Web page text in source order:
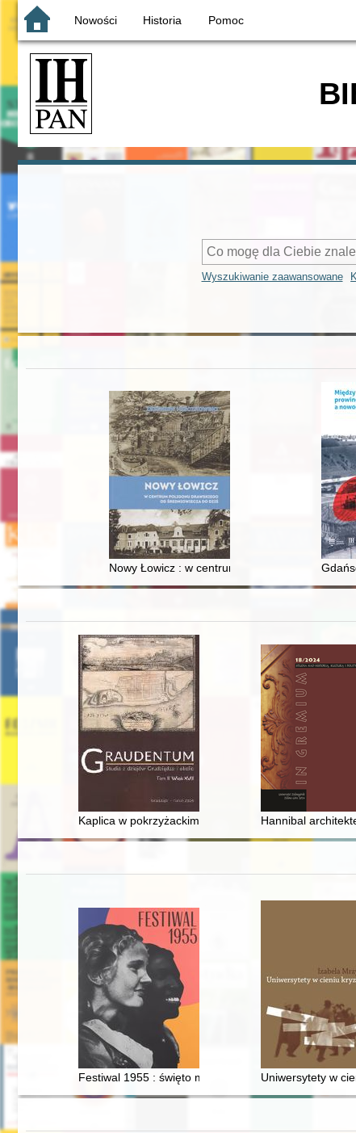
Nowości Historia Pomoc
Wyszukiwanie zaawansowane
Nowy Łowicz : w centrum poligonu drawskiego
Kaplica w pokrzyżackim domu zakonnym w
Hannibal
Festiwal 1955 : święto młodości Uniwersytety w